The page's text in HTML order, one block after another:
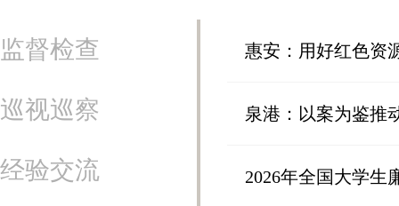
监督检查
巡视巡察
经验交流
惠安：用好红色资
泉港：以案为鉴推
2026年全国大学生